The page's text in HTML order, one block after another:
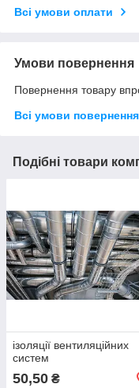
Всі умови оплати
Умови повернення
Повернення товару
Всі умови повернення
Подібні товари
ізоляції вентиляційних
систем
50,50 ₴